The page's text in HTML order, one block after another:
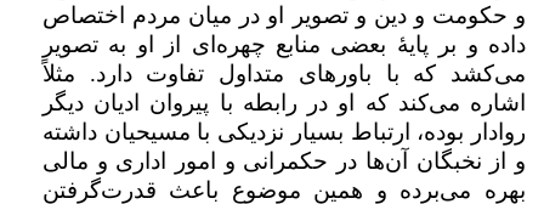
و حکومت و دین و تصویر او در میان مردم اختصاص
داده و بر پایهٔ بعضی منابع چهره‌ای از او به تصویر
می‌کشد که با باورهای متداول تفاوت دارد. مثلاً
اشاره می‌کند که او در رابطه با پیروان ادیان دیگر
روادار بوده، ارتباط بسیار نزدیکی با مسیحیان داشته
و از نخبگان آن‌ها در حکمرانی و امور اداری و مالی
بهره می‌برده و همین موضوع باعث قدرت‌گرفتن